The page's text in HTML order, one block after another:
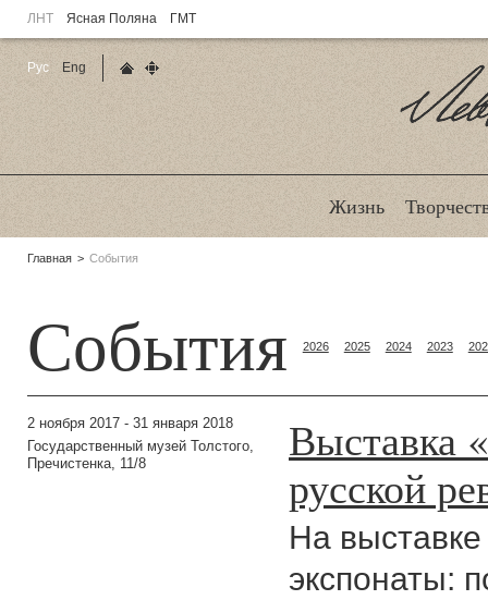
ЛНТ Ясная Поляна ГМТ
Жизнь
Родительские
Главная События
События 2026 2025 2024 2023
2 ноября 2017 - 31 января 2018
Государственный музей Толстого,
Пречистенка, 11/8
Выставка
русской
На
экспонаты:
Рус
Eng